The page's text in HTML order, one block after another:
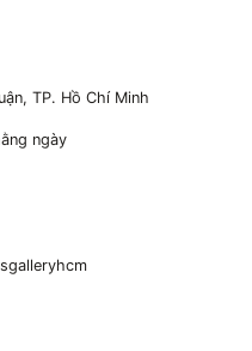
TP. Hồ Chí Minh
ngày